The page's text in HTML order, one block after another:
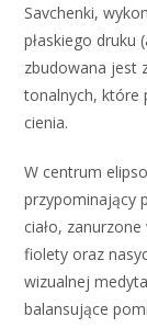
Savchenki,
płaskiego druku
zbudowana jest
tonalnych, które
cienia.
W centrum
przypominający
ciało,
fiolety oraz
wizualnej
balansujące